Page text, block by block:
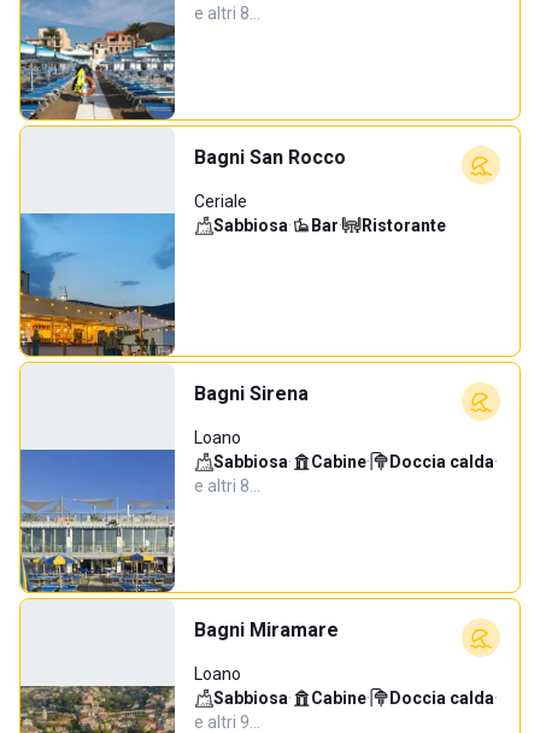
e altri 8…
Bagni San Rocco
Ceriale
Sabbiosa· Bar· Ristorante
Bagni Sirena
Loano
Sabbiosa· Cabine· Doccia calda·
e altri 8…
Bagni Miramare
Loano
Sabbiosa· Cabine· Doccia calda·
e altri 9…